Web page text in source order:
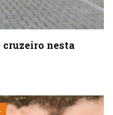
cruzeiro nesta